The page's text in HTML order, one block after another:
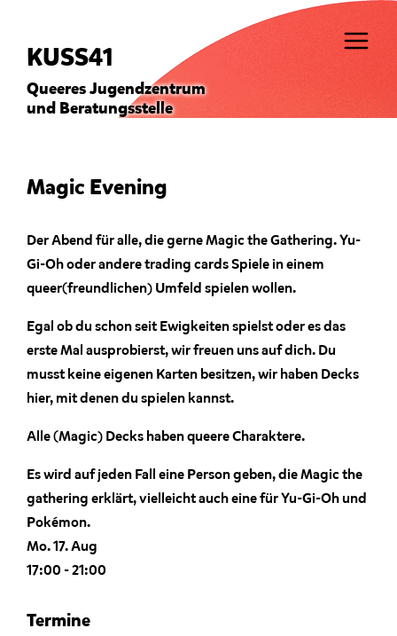
Direkt
KUSS41
Queeres Jugendzentrum
und Beratungsstelle
Magic Evening
Der Abend für alle, die gerne Magic the Gathering. Yu-
Gi-Oh oder andere trading cards Spiele in einem
queer(freundlichen) Umfeld spielen wollen.
Egal ob du schon seit Ewigkeiten spielst oder es das
erste Mal ausprobierst, wir freuen uns auf dich. Du
musst keine eigenen Karten besitzen, wir haben Decks
hier, mit denen du spielen kannst.
Alle (Magic) Decks haben queere Charaktere.
Es wird auf jeden Fall eine Person geben, die Magic the
gathering erklärt, vielleicht auch eine für Yu-Gi-Oh und
Pokémon.
Mo. 17. Aug
17:00 -21:00
Termine